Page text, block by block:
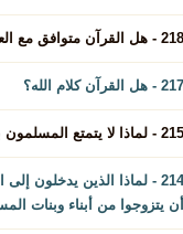
218 - هل القرآن متوافق مع العلم الحديث؟
217 - هل القرآن كلام الله؟
215 - لماذا لا يتمتع المسلمون بالشفافية ؟
214 - لماذا الذين يدخلون إلى
أن يتزوجوا من أبناء وبنات